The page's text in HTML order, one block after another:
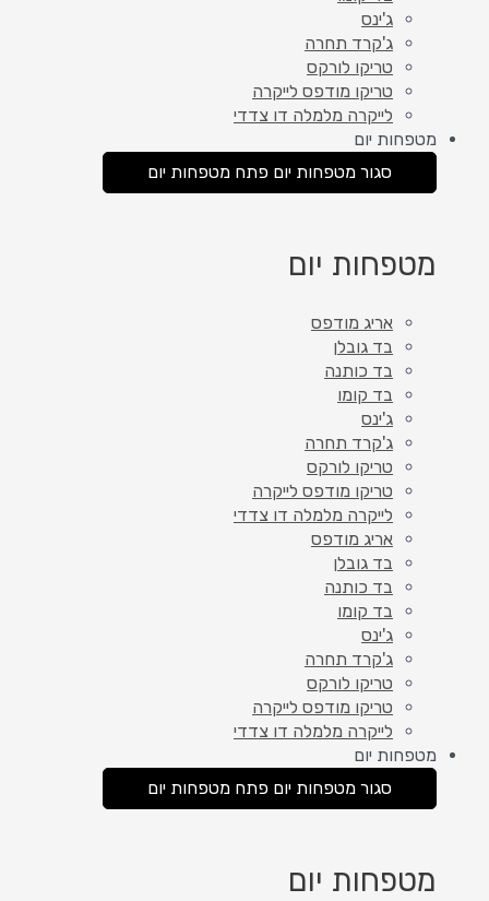
ג'ינס
ג'קרד תחרה
טריקו לורקס
טריקו מודפס לייקרה
לייקרה מלמלה דו צדדי
מטפחות יום
סגור מטפחות יום פתח מטפחות יום
מטפחות יום
אריג מודפס
בד גובלן
בד כותנה
בד קומו
ג'ינס
ג'קרד תחרה
טריקו לורקס
טריקו מודפס לייקרה
לייקרה מלמלה דו צדדי
אריג מודפס
בד גובלן
בד כותנה
בד קומו
ג'ינס
ג'קרד תחרה
טריקו לורקס
טריקו מודפס לייקרה
לייקרה מלמלה דו צדדי
מטפחות יום
סגור מטפחות יום פתח מטפחות יום
מטפחות יום